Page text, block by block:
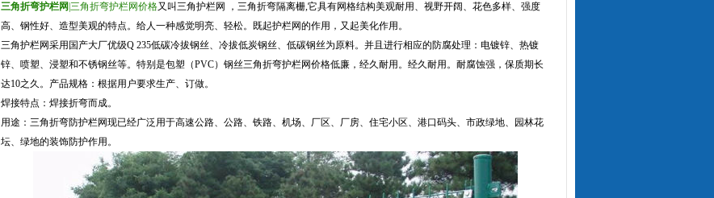
三角折弯护栏网 三角折弯护栏网价格又叫三角护栏网 ，三角折弯隔离栅,它具有网格结构美观耐用、视野开阔、花色多样、强度
高、钢性好、造型美观的特点。给人一种感觉明亮、轻松。既起护栏网的作用，又起美化作用。
三角护栏网采用国产大厂优级Q 235低碳冷拔钢丝、冷拔低炭钢丝、低碳钢丝为原料。并且进行相应的防腐处理：电镀锌、热镀
锌、喷塑、浸塑和不锈钢丝等。特别是包塑（PVC）钢丝三角折弯护栏网价格低廉，经久耐用。经久耐用。耐腐蚀强，保质期长
达10之久。产品规格：根据用户要求生产、订做。
焊接特点：焊接折弯而成。
用途：三角折弯防护栏网现已经广泛用于高速公路、公路、铁路、机场、厂区、厂房、住宅小区、港口码头、市政绿地、园林花
坛、绿地的装饰防护作用。